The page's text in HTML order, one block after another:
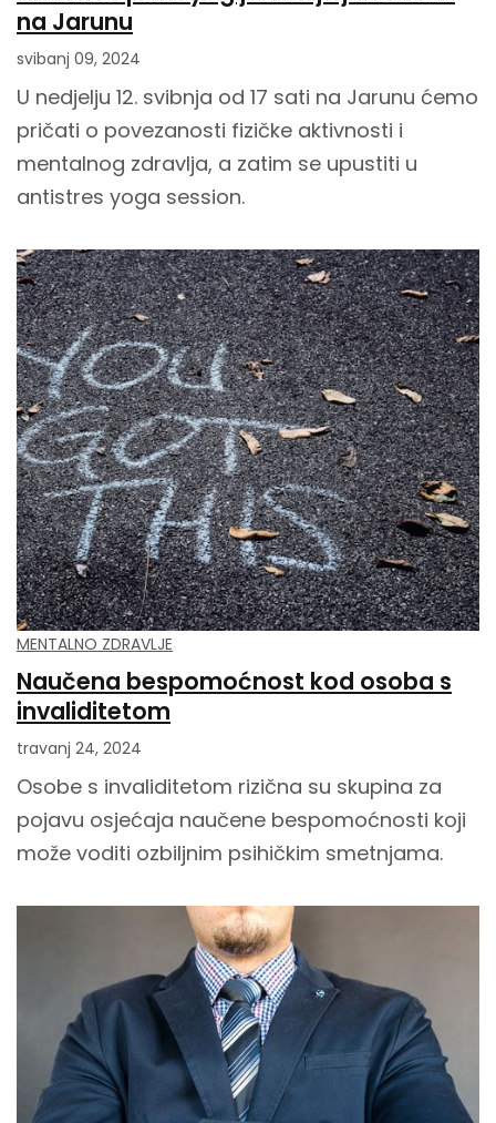
na Jarunu
svibanj 09, 2024
U nedjelju 12. svibnja od 17 sati na Jarunu ćemo
pričati o povezanosti fizičke aktivnosti i
mentalnog zdravlja, a zatim se upustiti u
antistres yoga session.
MENTALNO ZDRAVLJE
Naučena bespomoćnost kod osoba s
invaliditetom
travanj 24, 2024
Osobe s invaliditetom rizična su skupina za
pojavu osjećaja naučene bespomoćnosti koji
može voditi ozbiljnim psihičkim smetnjama.